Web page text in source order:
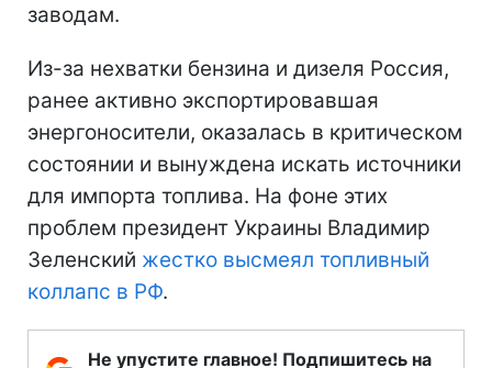
заводам.
Из-за нехватки бензина и дизеля Россия,
ранее активно экспортировавшая
энергоносители, оказалась в критическом
состоянии и вынуждена искать источники
для импорта топлива. На фоне этих
проблем президент Украины Владимир
Зеленский жестко высмеял топливный
коллапс в РФ.
Не упустите главное! Подпишитесь на